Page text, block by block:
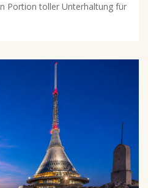
Portion toller Unterhaltung für